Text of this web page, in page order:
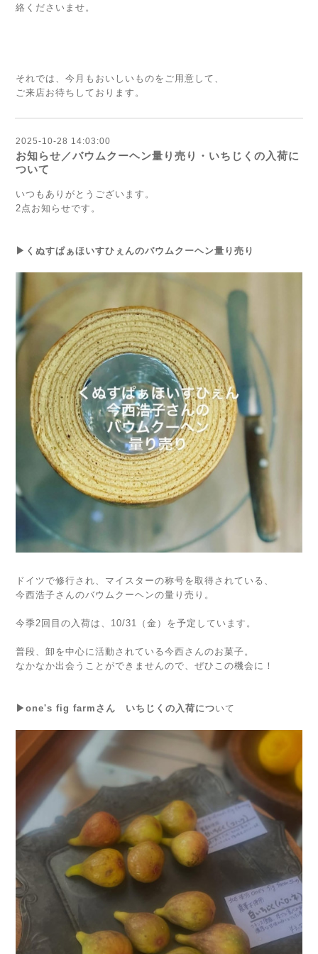
絡くださいませ。
それでは、今月もおいしいものをご用意して、
ご来店お待ちしております。
2025-10-28 14:03:00
お知らせ／バウムクーヘン量り売り・いちじくの入荷に
ついて
いつもありがとうございます。
2点お知らせです。
▶︎くぬすぱぁほいすひぇんのバウムクーヘン量り売り
ドイツで修行され、マイスターの称号を取得されている、
今西浩子さんのバウムクーヘンの量り売り。
今季2回目の入荷は、10/31（金）を予定しています。
普段、卸を中心に活動されている今西さんのお菓子。
なかなか出会うことができませんので、ぜひこの機会に！
▶one's fig farmさん いちじくの入荷について